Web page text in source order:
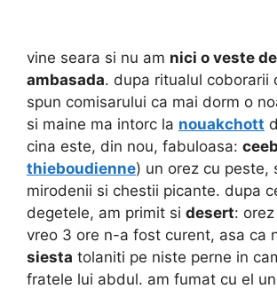
vine seara si nu am nici o veste
ambasada. dupa ritualul coborarii
spun comisarului ca mai dorm o
si maine ma intorc la nouakchott
cina este, din nou, fabuloasa:
thieboudienne) un orez cu peste,
mirodenii si chestii picante. dupa
degetele, am primit si desert:
vreo 3 ore n-a fost curent, asa ca
siesta tolaniti pe niste perne in
fratele lui abdul. am fumat cu el un